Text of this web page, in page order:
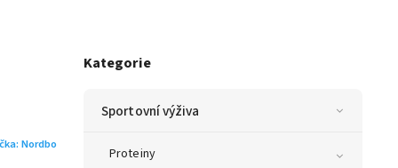
Kategorie
Sportovní výživa
Proteiny
Nordbo